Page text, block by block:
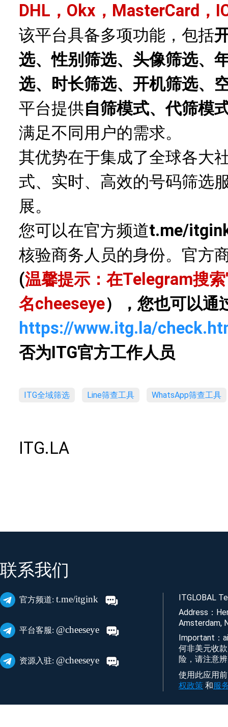
DHL，Okx，MasterCard，
该平台具备多项功能，包括
选、性别筛选、头像筛选、
选、时长筛选、开机筛选、
平台提供自筛模式、代筛模
满足不同用户的需求。
其优势在于集成了全球各大
式、实时、高效的号码筛选
展。
您可以在官方频道t.me/
核验商务人员的身份。官方
(温馨提示：在Telegram搜
名cheeseye），您也可以通
https://www.itg.la/
否为ITG官方工作人员
ITG全域筛选 Line筛查工具 WhatsApp筛查工具
ITG.LA
联系我们
官方频道: t.me/itgink
平台客服: @cheeseye
资源入驻: @cheeseye
ITGLOBAL
Address：
Amsterdam,
Important：
何非美元收
险，请注意
使用此应用
权政策 和服